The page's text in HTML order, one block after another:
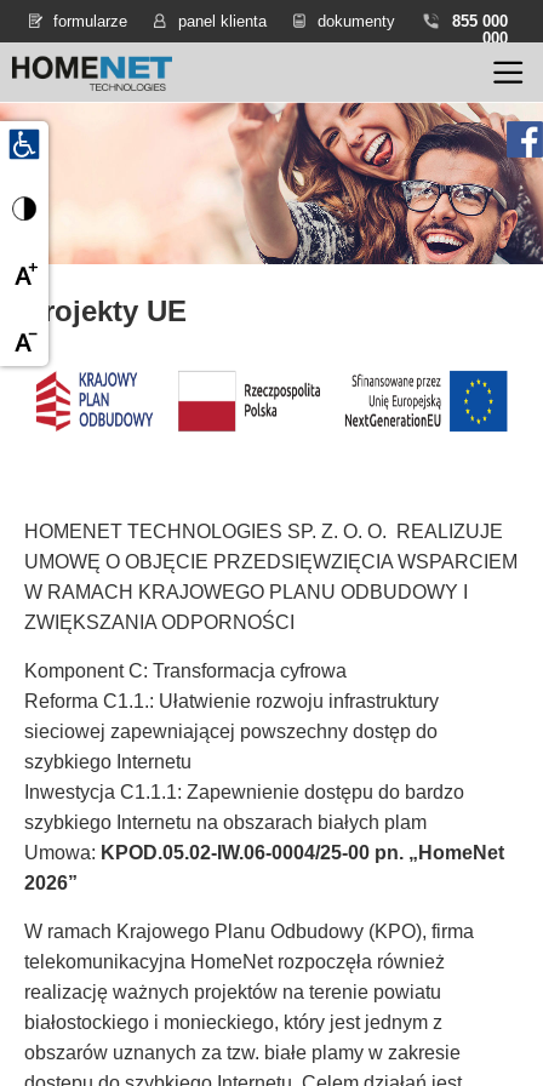
formularze panel klienta dokumenty
855 000
000
Projekty UE
HOMENET TECHNOLOGIES SP. Z. O. O. REALIZUJE
UMOWĘ O OBJĘCIE PRZEDSIĘWZIĘCIA WSPARCIEM
W RAMACH KRAJOWEGO PLANU ODBUDOWY I
ZWIĘKSZANIA ODPORNOŚCI
Komponent C: Transformacja cyfrowa
Reforma C1.1.: Ułatwienie rozwoju infrastruktury
sieciowej zapewniającej powszechny dostęp do
szybkiego Internetu
Inwestycja C1.1.1: Zapewnienie dostępu do bardzo
szybkiego Internetu na obszarach białych plam
Umowa: KPOD.05.02-IW.06-0004/25-00 pn. „HomeNet
2026”
W ramach Krajowego Planu Odbudowy (KPO), firma
telekomunikacyjna HomeNet rozpoczęła również
realizację ważnych projektów na terenie powiatu
białostockiego i monieckiego, który jest jednym z
obszarów uznanych za tzw. białe plamy w zakresie